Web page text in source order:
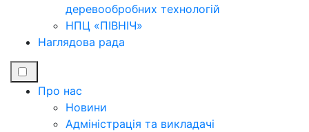
деревообробних технологій
НПЦ «ПІВНІЧ»
Наглядова рада
Про нас
Новини
Адміністрація та викладачі